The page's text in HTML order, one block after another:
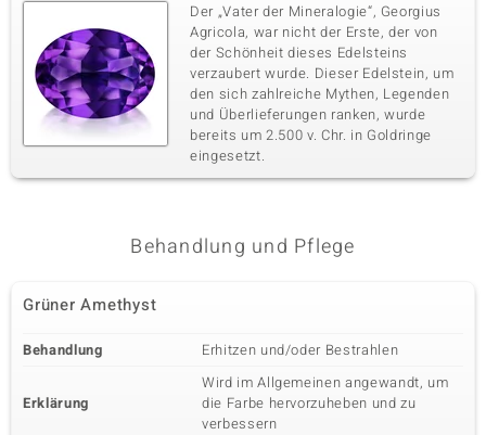
Der „Vater der Mineralogie“, Georgius
Agricola, war nicht der Erste, der von
der Schönheit dieses Edelsteins
verzaubert wurde. Dieser Edelstein, um
den sich zahlreiche Mythen, Legenden
und Überlieferungen ranken, wurde
bereits um 2.500 v. Chr. in Goldringe
eingesetzt.
Behandlung und Pflege
Grüner Amethyst
Behandlung Erhitzen und/oder Bestrahlen
Erklärung
Wird im Allgemeinen angewandt, um
die Farbe hervorzuheben und zu
verbessern